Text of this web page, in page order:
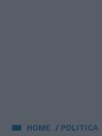
HOME POLITICA